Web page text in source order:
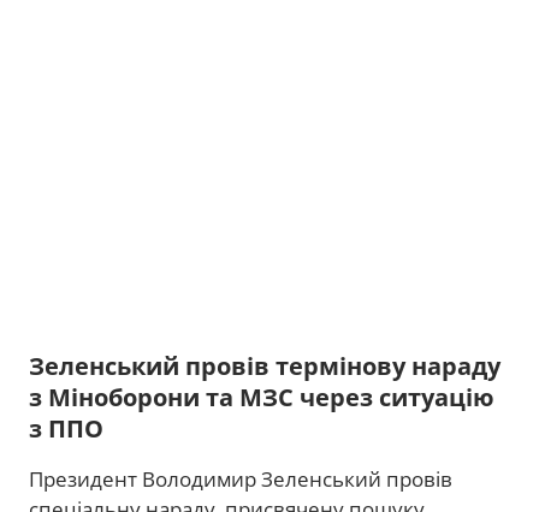
Зеленський провів термінову нараду
з Міноборони та МЗС через ситуацію
з ППО
Президент Володимир Зеленський провів